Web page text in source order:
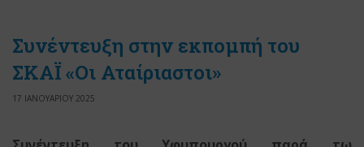
Συνέντευξη στην εκπομπή του
ΣΚΑΪ «Οι Αταίριαστοι»
17 ΙΑΝΟΥΑΡΙΟΥ 2025